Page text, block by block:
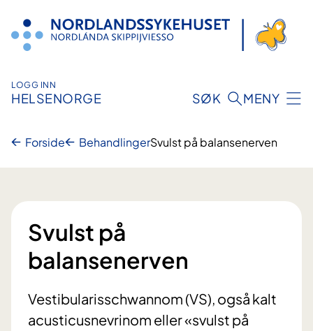
innhold
LOGG INN
HELSENORGE SØK MENY
Forside BehandlingerSvulst på balansenerven
Svulst på
balansenerven
Vestibularisschwannom (VS), også kalt
acusticusnevrinom eller «svulst på